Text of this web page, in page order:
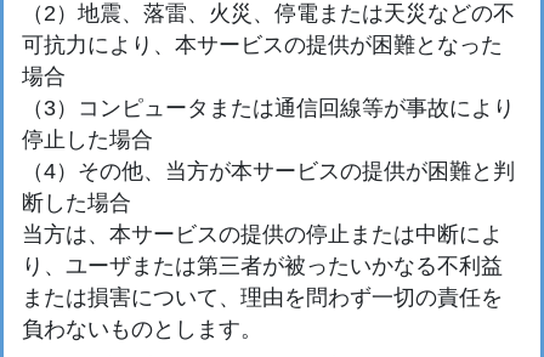
（2）地震、落雷、火災、停電または天災などの不
可抗力により、本サービスの提供が困難となった
場合
（3）コンピュータまたは通信回線等が事故により
停止した場合
（4）その他、当方が本サービスの提供が困難と判
断した場合
当方は、本サービスの提供の停止または中断によ
り、ユーザまたは第三者が被ったいかなる不利益
または損害について、理由を問わず一切の責任を
負わないものとします。